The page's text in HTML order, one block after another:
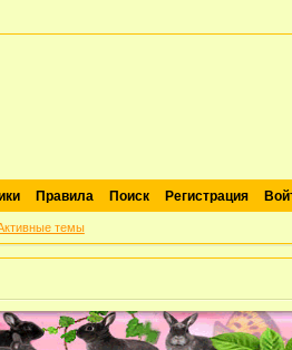
Правила Поиск Регистрация
темы